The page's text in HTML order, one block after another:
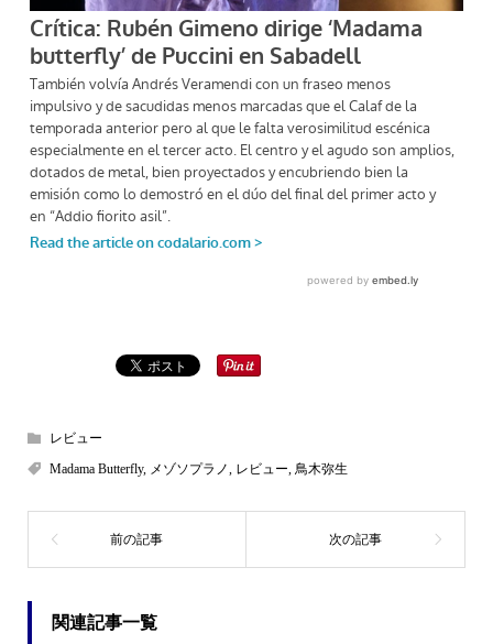
レビュー
Madama Butterfly, メゾソプラノ, レビュー, 鳥木弥生
関連記事一覧